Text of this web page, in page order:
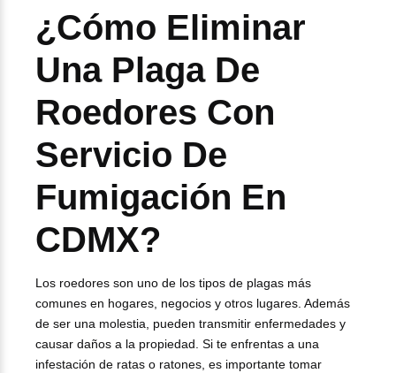
¿Cómo Eliminar
Una Plaga De
Roedores Con
Servicio De
Fumigación En
CDMX?
Los roedores son uno de los tipos de plagas más
comunes en hogares, negocios y otros lugares. Además
de ser una molestia, pueden transmitir enfermedades y
causar daños a la propiedad. Si te enfrentas a una
infestación de ratas o ratones, es importante tomar